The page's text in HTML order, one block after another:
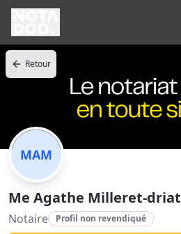
Retour
MAM
Me Agathe Milleret-driat
Notaire Profil non revendiqué